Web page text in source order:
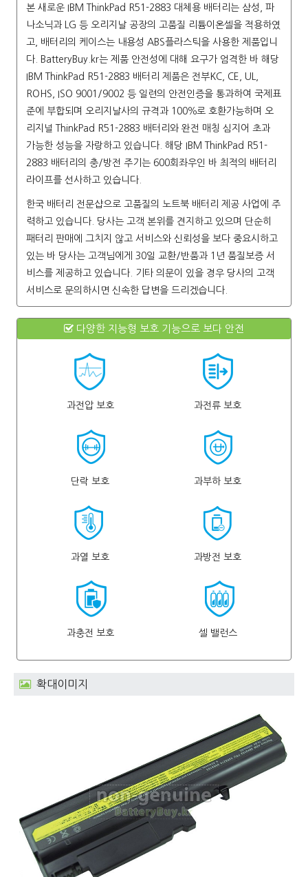
본 새로운 IBM ThinkPad R51-2883 대체용 배터리는 삼성, 파
나소닉과 LG 등 오리지날 공장의 고품질 리튬이온셀을 적용하였
고, 배터리의 케이스는 내용성 ABS플라스틱을 사용한 제품입니
다. BatteryBuy.kr는 제품 안전성에 대해 요구가 엄격한 바 해당
IBM ThinkPad R51-2883 배터리 제품은 전부KC, CE, UL,
ROHS, ISO 9001/9002 등 일련의 안전인증을 통과하여 국제표
준에 부합되며 오리지날사의 규격과 100％로 호환가능하며 오
리지널 ThinkPad R51-2883 배터리와 완전 매칭 심지어 초과
가능한 성능을 자랑하고 있습니다. 해당 IBM ThinkPad R51-
2883 배터리의 충/방전 주기는 600회좌우인 바 최적의 배터리
라이프를 선사하고 있습니다.
한국 배터리 전문샵으로 고품질의 노트북 배터리 제공 사업에 주
력하고 있습니다. 당사는 고객 본위를 견지하고 있으며 단순히
패터리 판매에 그치지 않고 서비스와 신뢰성을 보다 중요시하고
있는 바 당사는 고객님에게 30일 교환/반품과 1년 품질보증 서
비스를 제공하고 있습니다. 기타 의문이 있을 경우 당사의 고객
서비스로 문의하시면 신속한 답변을 드리겠습니다.
다양한 지능형 보호 기능으로 보다 안전
과전압 보호 과전류 보호
단락 보호 과부하 보호
과열 보호 과방전 보호
과충전 보호 셀 밸런스
확대이미지